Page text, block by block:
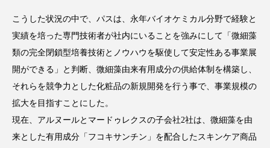
スカルプ クレンジング 頻度 スカルプケア
スキンケア スキンケア 習慣
スマートウォッチ スマートパッチ
こうした状況の中で、パスは、永年バイオケミカル分野で経験と
実績を培った専門技術者が社内にいることを強みにして「微細藻
類の完全閉鎖型培養技術とノウハウを駆使して安定性ある事業展
開ができる」と判断、微細藻由来有用成分の供給体制を構築し、
それらを競争力とした化粧品の新規開発を行う事で、事業規模の
拡大を目指すことにした。
現在、アルヌールとマードゥレクスの子会社2社は、微細藻を由
来とした有用成分「フコキサンチン」を配合したスキンケア商品